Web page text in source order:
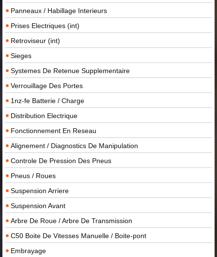
Panneaux / Habillage Interieurs
Prises Electriques (int)
Retroviseur (int)
Sieges
Systemes De Retenue Supplementaire
Verrouillage Des Portes
1nz-fe Batterie / Charge
Distribution Electrique
Fonctionnement En Reseau
Alignement / Diagnostics De Manipulation
Controle De Pression Des Pneus
Pneus / Roues
Suspension Arriere
Suspension Avant
Arbre De Roue / Arbre De Transmission
C50 Boite De Vitesses Manuelle / Boite-pont
Embrayage